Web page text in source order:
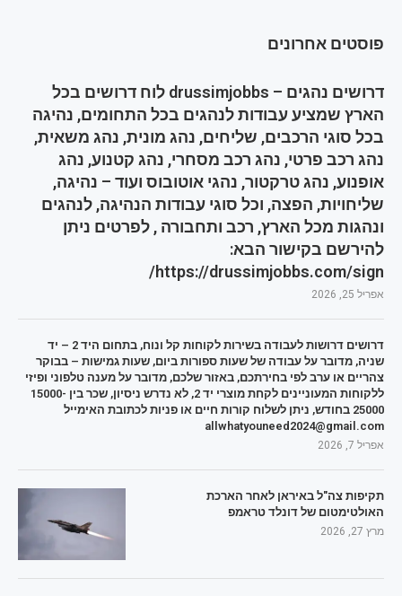
פוסטים אחרונים
דרושים נהגים – drussimjobbs לוח דרושים בכל
הארץ שמציע עבודות לנהגים בכל התחומים, נהיגה
בכל סוגי הרכבים, שליחים, נהג מונית, נהג משאית,
נהג רכב פרטי, נהג רכב מסחרי, נהג קטנוע, נהג
אופנוע, נהג טרקטור, נהגי אוטובוס ועוד – נהיגה,
שליחויות, הפצה, וכל סוגי עבודות הנהיגה, לנהגים
ונהגות מכל הארץ, רכב ותחבורה , לפרטים ניתן
להירשם בקישור הבא:
https://drussimjobbs.com/sign/
אפריל 25, 2026
דרושים דרושות לעבודה בשירות לקוחות קל ונוח, בתחום היד 2 – יד
שניה, מדובר על עבודה של שעות ספורות ביום, שעות גמישות – בבוקר
צהריים או ערב לפי בחירתכם, באזור שלכם, מדובר על מענה טלפוני ופיזי
ללקוחות המעוניינים לקחת מוצרי יד 2, לא נדרש ניסיון, שכר בין 15000-
25000 בחודש, ניתן לשלוח קורות חיים או פניות לכתובת האימייל
allwhatyouneed2024@gmail.com
אפריל 7, 2026
תקיפות צה"ל באיראן לאחר הארכת
האולטימטום של דונלד טראמפ
מרץ 27, 2026